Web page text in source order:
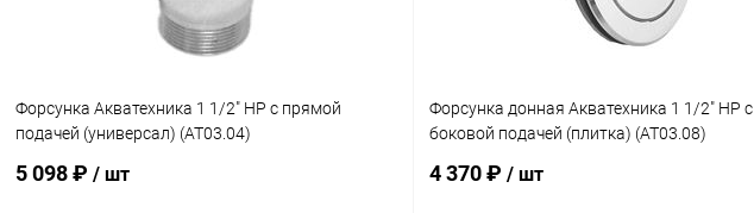
Форсунка Акватехника 1 1/2" НР с прямой
подачей (универсал) (AT03.04)
5 098 ₽ / шт
Форсунка донная Акватехника 1 1/2" НР с
боковой подачей (плитка) (AT03.08)
4 370 ₽ / шт